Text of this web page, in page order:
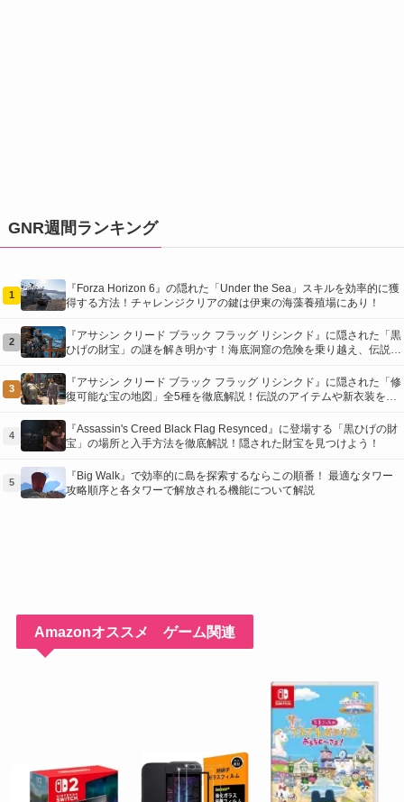
GNR週間ランキング
1
『Forza Horizon 6』の隠れた「Under the Sea」スキルを効率的に獲
得する方法！チャレンジクリアの鍵は伊東の海藻養殖場にあり！
2
『アサシン クリード ブラック フラッグ リシンクド』に隠された「黒
ひげの財宝」の謎を解き明かす！海底洞窟の危険を乗り越え、伝説の
3
『アサシン クリード ブラック フラッグ リシンクド』に隠された「修
復可能な宝の地図」全5種を徹底解説！伝説のアイテムや新衣装を手
4
『Assassin's Creed Black Flag Resynced』に登場する「黒ひげの財
宝」の場所と入手方法を徹底解説！隠された財宝を見つけよう！
5
『Big Walk』で効率的に島を探索するならこの順番！ 最適なタワー
攻略順序と各タワーで解放される機能について解説
Amazonオススメ ゲーム関連